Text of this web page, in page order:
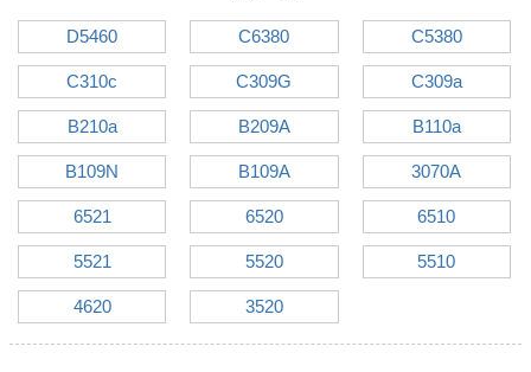
再生インクカートリッジ
記事を探す
お客様の声
お店の紹介
ご利用ガイド
よくある質問
お問い合わせ
会員専用商品
D5460 C6380 C5380
C310c C309G C309a
B210a B209A B110a
B109N B109A 3070A
6521 6520 6510
5521 5520 5510
4620 3520